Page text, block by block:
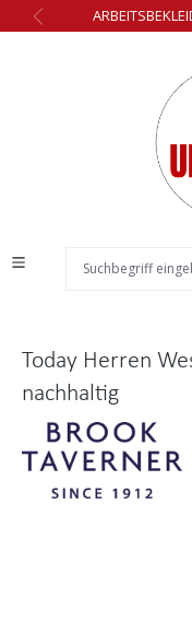
springen
Today Herren
nachhaltig